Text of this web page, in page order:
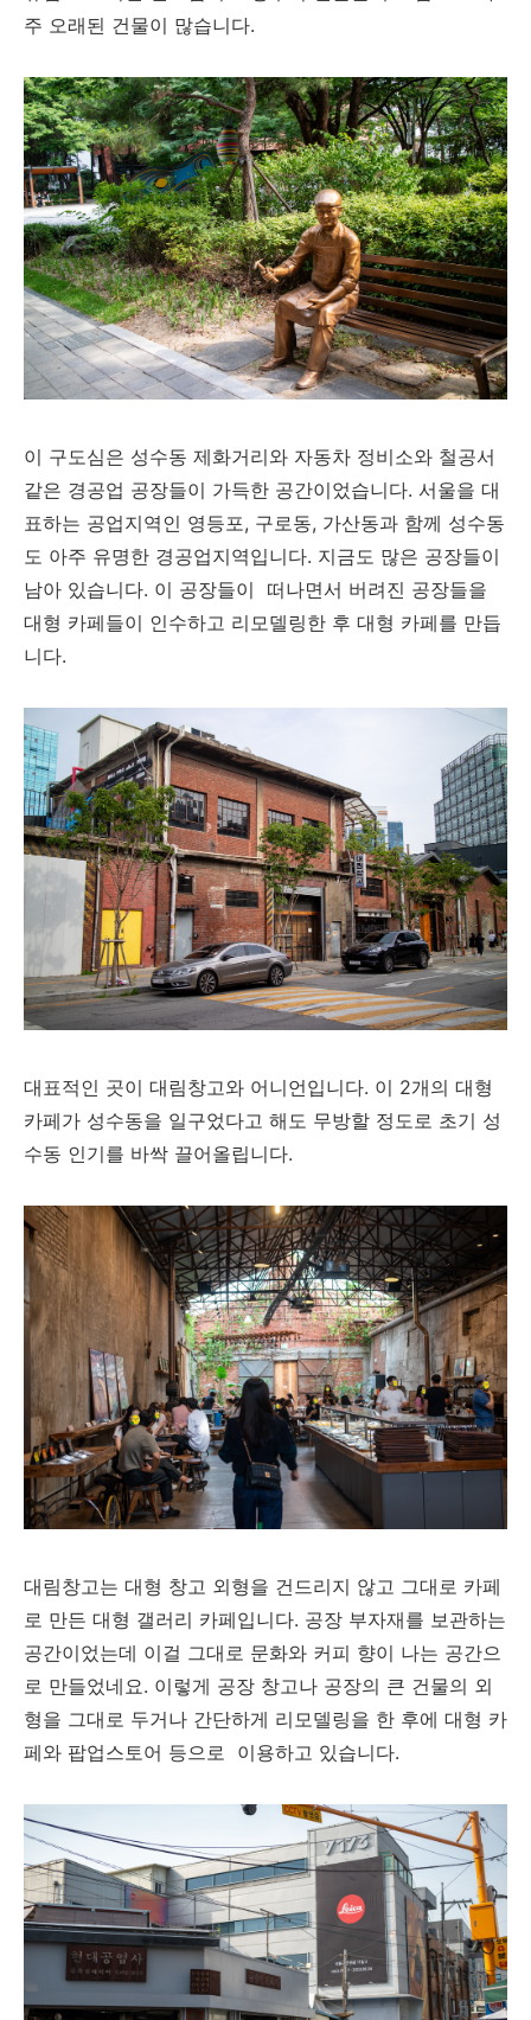
주 오래된 건물이 많습니다.
이 구도심은 성수동 제화거리와 자동차 정비소와 철공서
같은 경공업 공장들이 가득한 공간이었습니다. 서울을 대
표하는 공업지역인 영등포, 구로동, 가산동과 함께 성수동
도 아주 유명한 경공업지역입니다. 지금도 많은 공장들이
남아 있습니다. 이 공장들이 떠나면서 버려진 공장들을
대형 카페들이 인수하고 리모델링한 후 대형 카페를 만듭
니다.
대표적인 곳이 대림창고와 어니언입니다. 이 2개의 대형
카페가 성수동을 일구었다고 해도 무방할 정도로 초기 성
수동 인기를 바싹 끌어올립니다.
대림창고는 대형 창고 외형을 건드리지 않고 그대로 카페
로 만든 대형 갤러리 카페입니다. 공장 부자재를 보관하는
공간이었는데 이걸 그대로 문화와 커피 향이 나는 공간으
로 만들었네요. 이렇게 공장 창고나 공장의 큰 건물의 외
형을 그대로 두거나 간단하게 리모델링을 한 후에 대형 카
페와 팝업스토어 등으로 이용하고 있습니다.